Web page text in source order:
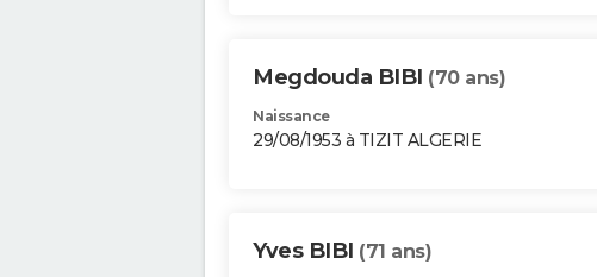
Megdouda BIBI (70 ans)
Naissance
29/08/1953 à TIZIT ALGERIE
Yves BIBI (71 ans)